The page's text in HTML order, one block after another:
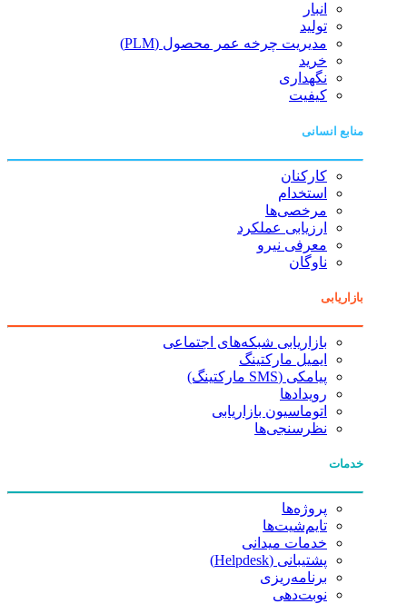
انبار
تولید
مدیریت چرخه عمر محصول (PLM)
خرید
نگهداری
کیفیت
منابع انسانی
کارکنان
استخدام
مرخصی‌ها
ارزیابی عملکرد
معرفی نیرو
ناوگان
بازاریابی
بازاریابی شبکه‌های اجتماعی
ایمیل مارکتینگ
پیامکی (SMS مارکتینگ)
رویدادها
اتوماسیون بازاریابی
نظرسنجی‌ها
خدمات
پروژه‌ها
تایم‌شیت‌ها
خدمات میدانی
پشتیبانی (Helpdesk)
برنامه‌ریزی
نوبت‌دهی